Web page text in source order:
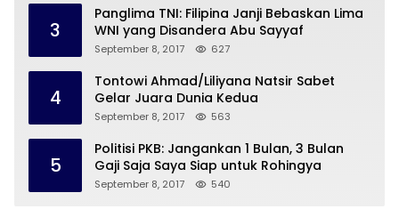
3
Panglima TNI: Filipina Janji Bebaskan Lima
WNI yang Disandera Abu Sayyaf
September 8, 2017 627
4
Tontowi Ahmad/Liliyana Natsir Sabet
Gelar Juara Dunia Kedua
September 8, 2017 563
5
Politisi PKB: Jangankan 1 Bulan, 3 Bulan
Gaji Saja Saya Siap untuk Rohingya
September 8, 2017 540